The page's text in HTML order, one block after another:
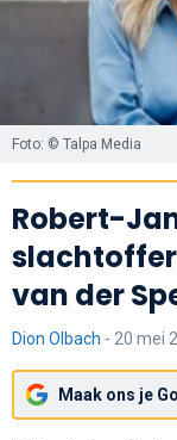
Foto: © Talpa Media
Robert-
van der
Dion Olbach - 20 mei
Maak ons je